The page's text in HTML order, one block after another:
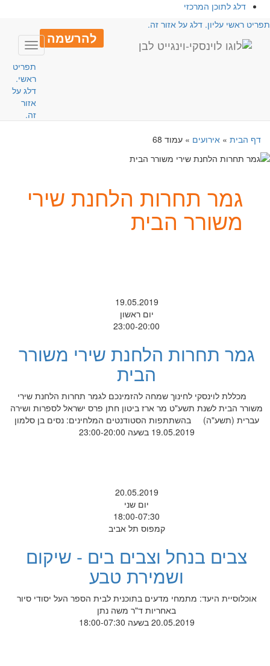
דלג לתוכן המרכזי
ראשי עליון. דלג על אזור זה.
להרשמה
Toggle
תפריט
ראשי.
דלג על
אזור
זה.
דף הבית» אירועים» עמוד 68
גמר תחרות הלחנת שירי
משורר הבית
19.05.2019
יום ראשון
23:00-20:00
גמר תחרות הלחנת שירי משורר
הבית
מכללת לוינסקי לחינוך שמחה להזמינכם לגמר תחרות הלחנת שירי
משורר הבית לשנת תשע"ט מר ארז ביטון חתן פרס ישראל לספרות ושירה
עברית (תשע"ה) בהשתתפות הסטודנטים המלחינים: נסים בן סלמון
19.05.2019 בשעה 23:00-20:00
20.05.2019
יום שני
18:00-07:30
קמפוס תל אביב
צבים בנחל וצבים בים - שיקום
ושמירת טבע
אוכלוסיית היעד: מתמחי מדעים בתוכנית לבית הספר העל יסודי סיור
באחריות ד"ר משה נתן
20.05.2019 בשעה 18:00-07:30